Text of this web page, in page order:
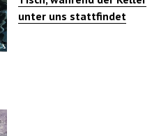
unter uns stattfindet